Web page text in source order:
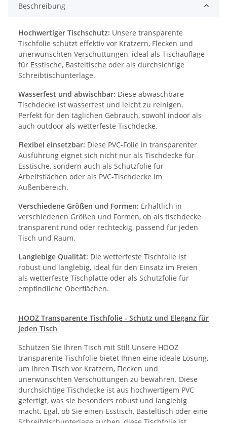
Beschreibung
Hochwertiger Tischschutz: Unsere transparente
Tischfolie schützt effektiv vor Kratzern, Flecken und
unerwünschten Verschüttungen, ideal als Tischauflage
für Esstische, Basteltische oder als durchsichtige
Schreibtischunterlage.
Wasserfest und abwischbar: Diese abwaschbare
Tischdecke ist wasserfest und leicht zu reinigen.
Perfekt für den täglichen Gebrauch, sowohl indoor als
auch outdoor als wetterfeste Tischdecke.
Flexibel einsetzbar: Diese PVC-Folie in transparenter
Ausführung eignet sich nicht nur als Tischdecke für
Esstische, sondern auch als Schutzfolie für
Arbeitsflächen oder als PVC-Tischdecke im
Außenbereich.
Verschiedene Größen und Formen: Erhältlich in
verschiedenen Größen und Formen, ob als tischdecke
transparent rund oder rechteckig, passend für jeden
Tisch und Raum.
Langlebige Qualität: Die wetterfeste Tischfolie ist
robust und langlebig, ideal für den Einsatz im Freien
als wetterfeste Tischplatte oder als Schutzfolie für
empfindliche Oberflächen.
HOOZ Transparente Tischfolie - Schutz und Eleganz für
jeden Tisch
Schützen Sie Ihren Tisch mit Stil! Unsere HOOZ
transparente Tischfolie bietet Ihnen eine ideale Lösung,
um Ihren Tisch vor Kratzern, Flecken und
unerwünschten Verschüttungen zu bewahren. Diese
durchsichtige Tischdecke ist aus hochwertigem PVC
gefertigt, was sie besonders robust und langlebig
macht. Egal, ob Sie einen Esstisch, Basteltisch oder eine